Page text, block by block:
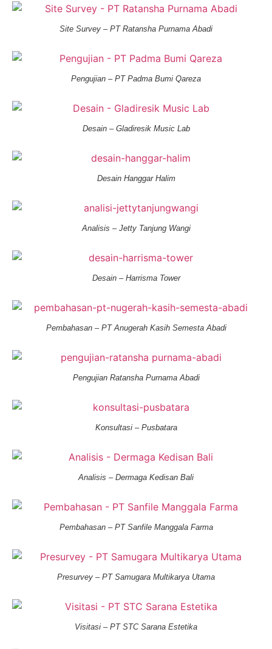
Site Survey – PT Ratansha Purnama Abadi
Pengujian – PT Padma Bumi Qareza
Desain – Gladiresik Music Lab
Desain Hanggar Halim
Analisis – Jetty Tanjung Wangi
Desain – Harrisma Tower
Pembahasan – PT Anugerah Kasih Semesta Abadi
Pengujian Ratansha Purnama Abadi
Konsultasi – Pusbatara
Analisis – Dermaga Kedisan Bali
Pembahasan – PT Sanfile Manggala Farma
Presurvey – PT Samugara Multikarya Utama
Visitasi – PT STC Sarana Estetika